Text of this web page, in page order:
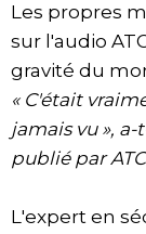
Les propres
sur l'audio
gravité du
« C'était
jamais vu »,
publié par
L'expert en